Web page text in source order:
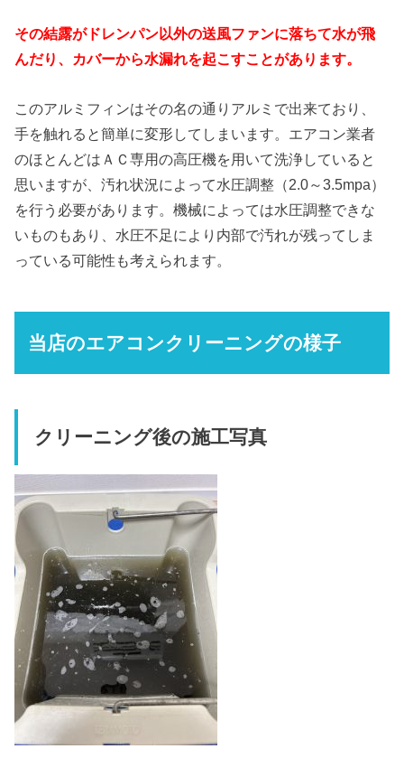
その結露がドレンパン以外の送風ファンに落ちて水が飛
んだり、カバーから水漏れを起こすことがあります。
このアルミフィンはその名の通りアルミで出来ており、
手を触れると簡単に変形してしまいます。エアコン業者
のほとんどはＡＣ専用の高圧機を用いて洗浄していると
思いますが、汚れ状況によって水圧調整（2.0～3.5mpa）
を行う必要があります。機械によっては水圧調整できな
いものもあり、水圧不足により内部で汚れが残ってしま
っている可能性も考えられます。
当店のエアコンクリーニングの様子
クリーニング後の施工写真